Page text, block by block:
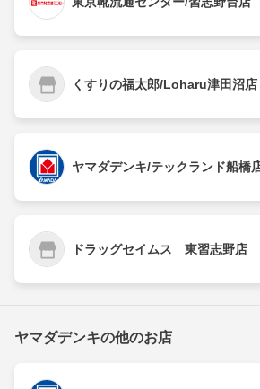
くすりの福太郎/Loharu津田沼店
ヤマダデンキ/テックランド船橋
ドラッグセイムス 東習志野店
ヤマダデンキの他のお店